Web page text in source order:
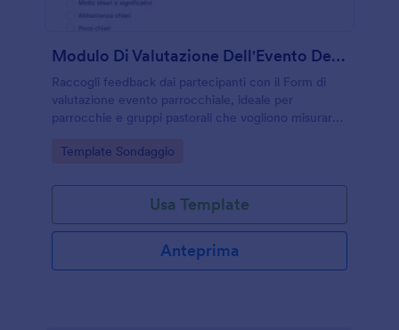
Modulo Di Valutazione Dell'Evento Della Chiesa
Raccogli feedback dai partecipanti con il Form di
valutazione evento parrocchiale, ideale per
parrocchie e gruppi pastorali che vogliono misurare
accoglienza e comunicazione.
Go to Category:
Template Sondaggio
Usa Template
Anteprima